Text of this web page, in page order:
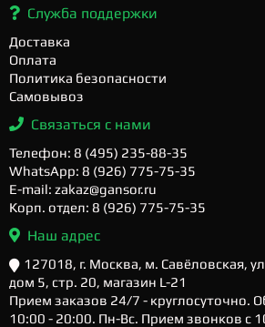
Служба поддержки
Доставка
Оплата
Политика безопасности
Самовывоз
Связаться с нами
Телефон: 8 (495) 235-88-35
WhatsApp: 8 (926) 775-75-35
E-mail: zakaz@gansor.ru
Корп. отдел: 8 (926) 775-75-35
Наш адрес
127018, г. Москва, м. Савёловская,
дом 5, стр. 20, магазин L-21
Прием заказов 24/7 - круглосуточно.
10:00 - 20:00. Пн-Вс. Прием звонков с